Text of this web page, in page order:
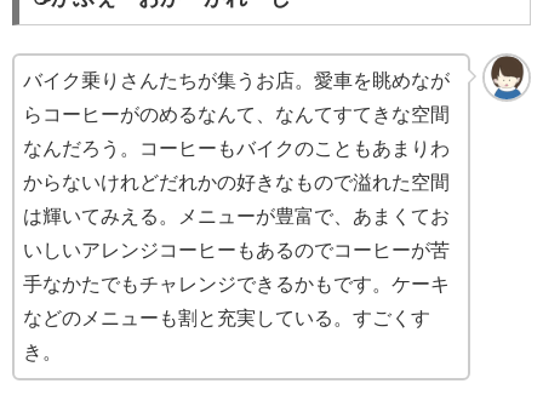
バイク乗りさんたちが集うお店。愛車を眺めなが
らコーヒーがのめるなんて、なんてすてきな空間
なんだろう。コーヒーもバイクのこともあまりわ
からないけれどだれかの好きなもので溢れた空間
は輝いてみえる。メニューが豊富で、あまくてお
いしいアレンジコーヒーもあるのでコーヒーが苦
手なかたでもチャレンジできるかもです。ケーキ
などのメニューも割と充実している。すごくす
き。